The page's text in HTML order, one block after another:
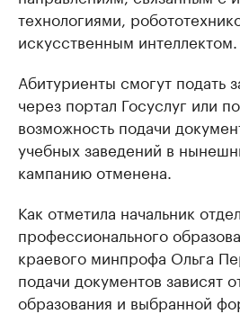
технологиями,
искусственным интеллектом.
Абитуриенты смогут подать
через портал Госуслуг или
возможность подачи
учебных заведений в
кампанию отменена.
Как отметила начальник
профессионального
краевого минпрофа Ольга
подачи документов зависят
образования и выбранной